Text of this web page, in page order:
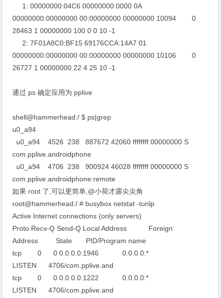
1: 00000000:04C6 00000000:0000 0A
00000000:00000000 00:00000000 00000000 10094 0
28463 1 00000000 100 0 0 10 -1
2: 7F01A8C0:BF15 69176CCA:14A7 01
00000000:00000000 00:00000000 00000000 10106 0
26727 1 00000000 22 4 25 10 -1
通过 ps 确定应用为 pplive
shell@hammerhead:/ $ ps|grep
u0_a94
u0_a94 4526 238 887672 42060 ffffffff 00000000 S
com.pplive.androidphone
u0_a94 4706 238 900924 46028 ffffffff 00000000 S
com.pplive.androidphone:remote
如果 root 了,可以更简单,@小荷才露尖尖角
root@hammerhead:/ # busybox netstat -tunlp
Active Internet connections (only servers)
Proto Recv-Q Send-Q Local Address Foreign
Address State PID/Program name
tcp 0 0 0.0.0.0:1946 0.0.0.0:*
LISTEN 4706/com.pplive.and
tcp 0 0 0.0.0.0:1222 0.0.0.0:*
LISTEN 4706/com.pplive.and